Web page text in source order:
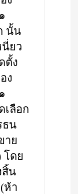
นั้น
ยว
ตั้ง
ง
เลือก
ธน
าย
โดย
สิ้น
ห้า